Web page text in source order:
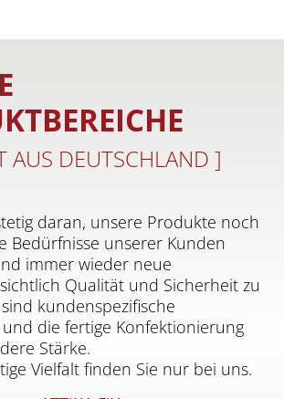
AUS DEUTSCHLAND ]
daran, unsere Produkte noch
Bedürfnisse unserer Kunden
immer wieder neue
Qualität und Sicherheit zu
kundenspezifische
die fertige Konfektionierung
Stärke.
Vielfalt finden Sie nur bei uns.